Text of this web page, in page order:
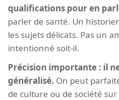
qualifications pour en
parler de santé. Un
les sujets délicats. Pas un
intentionné soit-il.
Précision importante : il
généralisé. On peut
de culture ou de société